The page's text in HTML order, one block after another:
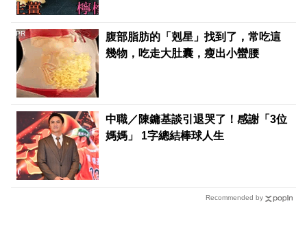
腹部脂肪的「剋星」找到了，常吃這
幾物，吃走大肚囊，瘦出小蠻腰
PR
中職／陳鏞基談引退哭了！感謝「3位
媽媽」 1字總結棒球人生
Recommended by